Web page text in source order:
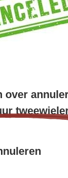
over